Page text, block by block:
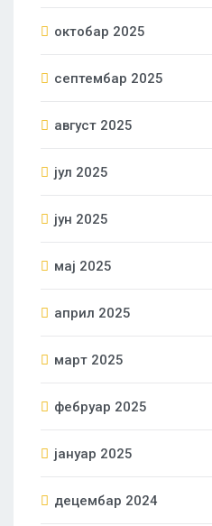
октобар 2025
септембар 2025
август 2025
јул 2025
јун 2025
мај 2025
април 2025
март 2025
фебруар 2025
јануар 2025
децембар 2024